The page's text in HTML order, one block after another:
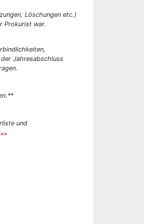
Löschungen etc.)
Prokurist war.
Jahresabschluss
und